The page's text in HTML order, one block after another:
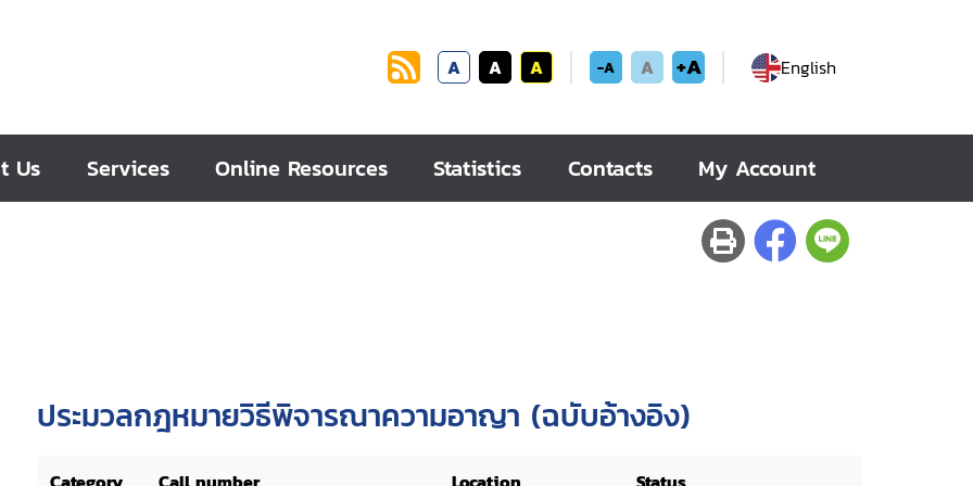
A A A -A A +A English
Us Services Online Resources Statistics Contacts My Account
ประมวลกฎหมายวิธีพิจารณาความอาญา (ฉบับอ้างอิง)